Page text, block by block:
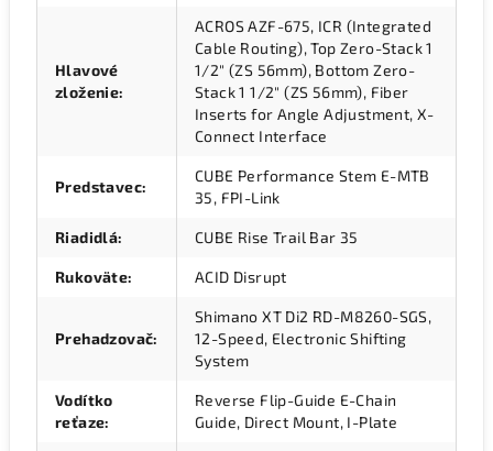
Hlavové
zloženie:
ACROS AZF-675, ICR (Integrated
Cable Routing), Top Zero-Stack 1
1/2" (ZS 56mm), Bottom Zero-
Stack 1 1/2" (ZS 56mm), Fiber
Inserts for Angle Adjustment, X-
Connect Interface
Predstavec:
CUBE Performance Stem E-MTB
35, FPI-Link
Riadidlá: CUBE Rise Trail Bar 35
Rukoväte: ACID Disrupt
Prehadzovač:
Shimano XT Di2 RD-M8260-SGS,
12-Speed, Electronic Shifting
System
Vodítko
reťaze:
Reverse Flip-Guide E-Chain
Guide, Direct Mount, I-Plate